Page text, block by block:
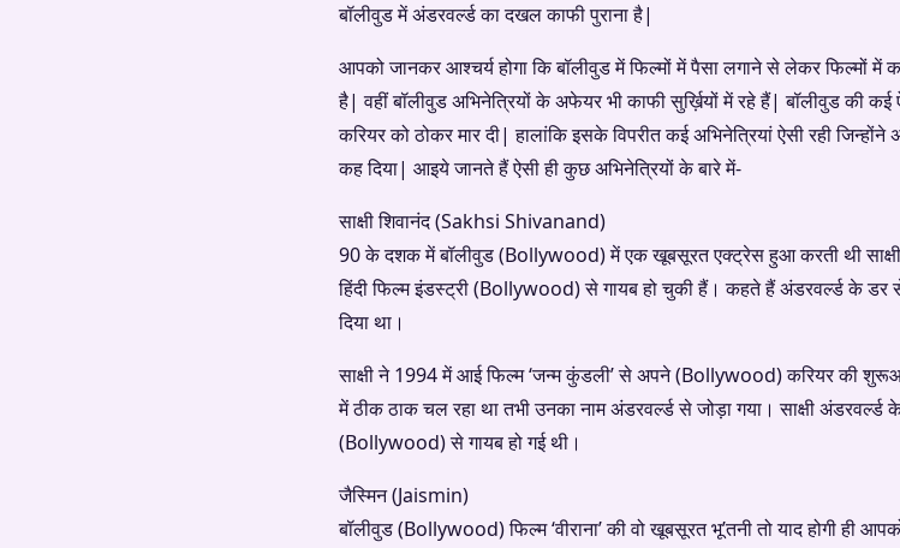
बॉलीवुड में अंडरवर्ल्ड का दखल काफी पुराना है|
आपको जानकर आश्चर्य होगा कि बॉलीवुड में फिल्मों में पैसा लगाने से लेकर फिल्मों में
है| वहीं बॉलीवुड अभिनेत्रियों के अफेयर भी काफी सुर्ख़ियों में रहे हैं| बॉलीवुड की
करियर को ठोकर मार दी| हालांकि इसके विपरीत कई अभिनेत्रियां ऐसी रही
कह दिया| आइये जानते हैं ऐसी ही कुछ अभिनेत्रियों के बारे में-
साक्षी शिवानंद (Sakhsi Shivanand)
90 के दशक में बॉलीवुड (Bollywood) में एक खूबसूरत एक्ट्रेस हुआ करती थी
हिंदी फिल्म इंडस्ट्री (Bollywood) से गायब हो चुकी हैं। कहते हैं अंडरवर्ल्ड के डर
दिया था।
साक्षी ने 1994 में आई फिल्म ‘जन्म कुंडली’ से अपने (Bollywood) करियर की
में ठीक ठाक चल रहा था तभी उनका नाम अंडरवर्ल्ड से जोड़ा गया। साक्षी अंडरवर्ल्ड
(Bollywood) से गायब हो गई थी।
जैस्मिन (Jaismin)
बॉलीवुड (Bollywood) फिल्म ‘वीराना’ की वो खूबसूरत भू’तनी तो याद होगी ही